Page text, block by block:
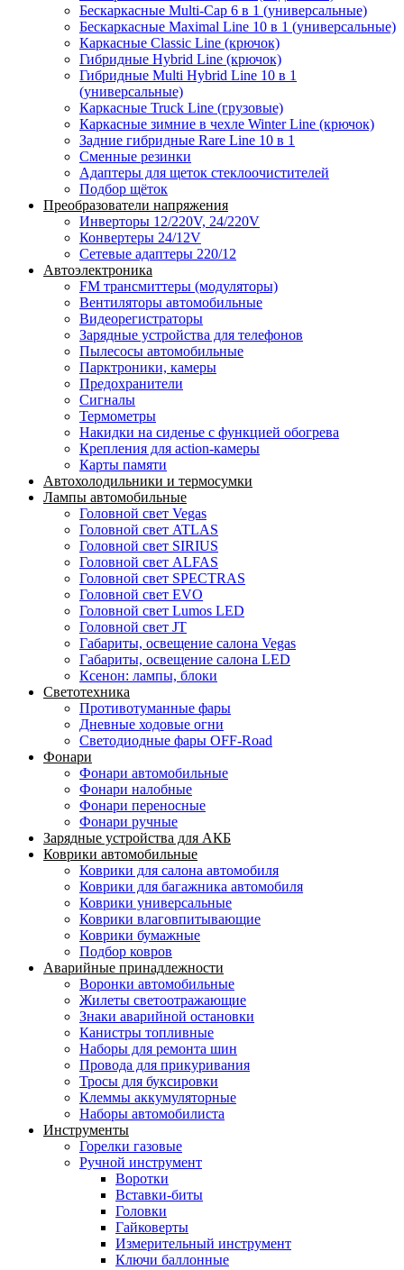
Бескаркасные Multi-Cap 6 в 1 (универсальные)
Бескаркасные Maximal Line 10 в 1 (универсальные)
Каркасные Classic Line (крючок)
Гибридные Hybrid Line (крючок)
Гибридные Multi Hybrid Line 10 в 1
(универсальные)
Каркасные Truck Line (грузовые)
Каркасные зимние в чехле Winter Line (крючок)
Задние гибридные Rare Line 10 в 1
Сменные резинки
Адаптеры для щеток стеклоочистителей
Подбор щёток
Преобразователи напряжения
Инверторы 12/220V, 24/220V
Конвертеры 24/12V
Сетевые адаптеры 220/12
Автоэлектроника
FM трансмиттеры (модуляторы)
Вентиляторы автомобильные
Видеорегистраторы
Зарядные устройства для телефонов
Пылесосы автомобильные
Парктроники, камеры
Предохранители
Сигналы
Термометры
Накидки на сиденье с функцией обогрева
Крепления для action-камеры
Карты памяти
Автохолодильники и термосумки
Лампы автомобильные
Головной свет Vegas
Головной свет ATLAS
Головной свет SIRIUS
Головной свет ALFAS
Головной свет SPECTRAS
Головной свет EVO
Головной свет Lumos LED
Головной свет JT
Габариты, освещение салона Vegas
Габариты, освещение салона LED
Ксенон: лампы, блоки
Светотехника
Противотуманные фары
Дневные ходовые огни
Светодиодные фары OFF-Road
Фонари
Фонари автомобильные
Фонари налобные
Фонари переносные
Фонари ручные
Зарядные устройства для АКБ
Коврики автомобильные
Коврики для салона автомобиля
Коврики для багажника автомобиля
Коврики универсальные
Коврики влаговпитывающие
Коврики бумажные
Подбор ковров
Аварийные принадлежности
Воронки автомобильные
Жилеты светоотражающие
Знаки аварийной остановки
Канистры топливные
Наборы для ремонта шин
Провода для прикуривания
Тросы для буксировки
Клеммы аккумуляторные
Наборы автомобилиста
Инструменты
Горелки газовые
Ручной инструмент
Воротки
Вставки-биты
Головки
Гайковерты
Измерительный инструмент
Ключи баллонные